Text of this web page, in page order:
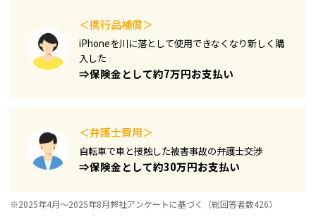
＜携行品補償＞
iPhoneを川に落として使用できなくなり新しく購
入した​
⇒保険金として約7万円お支払い
＜弁護士費用＞
自転車で車と接触した被害事故の弁護士交渉
⇒保険金として約30万円お支払い
※2025年4月～2025年8月弊社アンケートに基づく（総回答者数426）